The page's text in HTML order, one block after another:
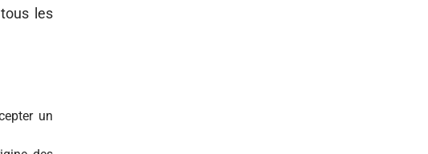
les
un